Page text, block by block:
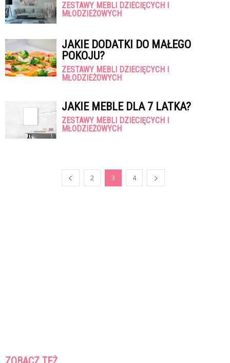
ZESTAWY MEBLI DZIECIĘCYCH I
MŁODZIEŻOWYCH
JAKIE DODATKI DO MAŁEGO
POKOJU?
ZESTAWY MEBLI DZIECIĘCYCH I
MŁODZIEŻOWYCH
JAKIE MEBLE DLA 7 LATKA?
ZESTAWY MEBLI DZIECIĘCYCH I
MŁODZIEŻOWYCH
2 3 4